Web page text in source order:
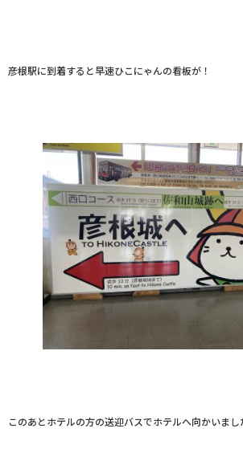
彦根駅に到着すると早速ひこにゃんの看板が！
このあとホテルの方の送迎バスでホテルへ向かいまし